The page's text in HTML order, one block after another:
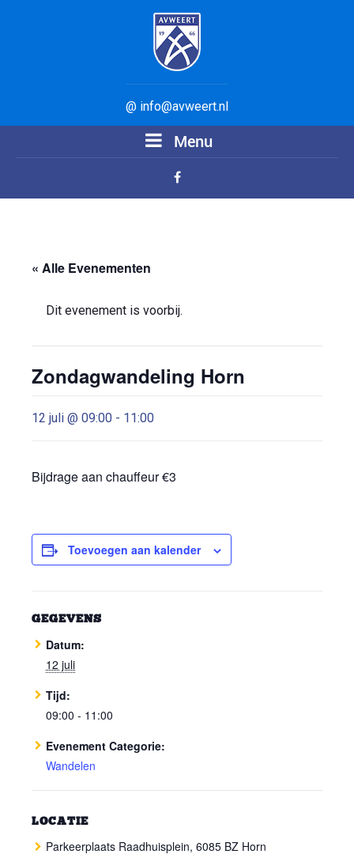
@ info@avweert.nl
Menu
« Alle Evenementen
Dit evenement is voorbij.
Zondagwandeling Horn
12 juli @ 09:00 - 11:00
Bijdrage aan chauffeur €3
Toevoegen aan kalender
GEGEVENS
Datum:
12 juli
Tijd:
09:00 - 11:00
Evenement Categorie:
Wandelen
LOCATIE
Parkeerplaats Raadhuisplein, 6085 BZ Horn